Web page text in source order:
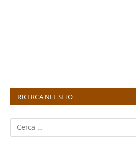
RICERCA NEL SITO